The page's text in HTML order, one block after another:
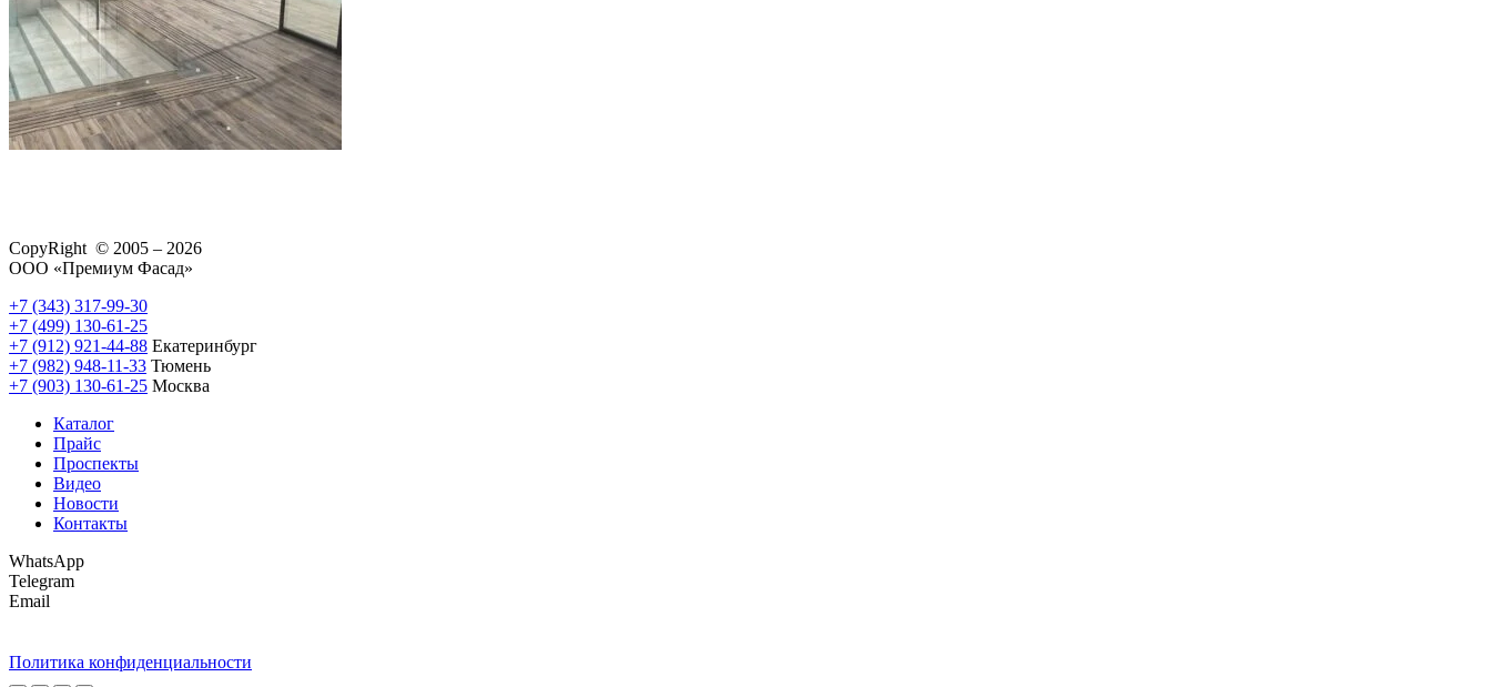
CopyRight © 2005 – 2026
ООО «Премиум Фасад»
+7 (343) 317-99-30
+7 (499) 130-61-25
+7 (912) 921-44-88 Екатеринбург
+7 (982) 948-11-33 Тюмень
+7 (903) 130-61-25 Москва
Каталог
Прайс
Проспекты
Видео
Новости
Контакты
WhatsApp
Telegram
Email
Политика конфиденциальности